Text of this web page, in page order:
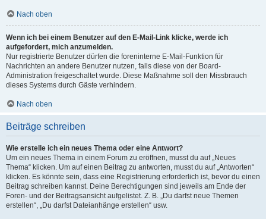
Nach oben
Wenn ich bei einem Benutzer auf den E-Mail-Link klicke, werde ich
aufgefordert, mich anzumelden.
Nur registrierte Benutzer dürfen die foreninterne E-Mail-Funktion für
Nachrichten an andere Benutzer nutzen, falls diese von der Board-
Administration freigeschaltet wurde. Diese Maßnahme soll den Missbrauch
dieses Systems durch Gäste verhindern.
Nach oben
Beiträge schreiben
Wie erstelle ich ein neues Thema oder eine Antwort?
Um ein neues Thema in einem Forum zu eröffnen, musst du auf „Neues
Thema“ klicken. Um auf einen Beitrag zu antworten, musst du auf „Antworten“
klicken. Es könnte sein, dass eine Registrierung erforderlich ist, bevor du einen
Beitrag schreiben kannst. Deine Berechtigungen sind jeweils am Ende der
Foren- und der Beitragsansicht aufgelistet. Z. B. „Du darfst neue Themen
erstellen“, „Du darfst Dateianhänge erstellen“ usw.